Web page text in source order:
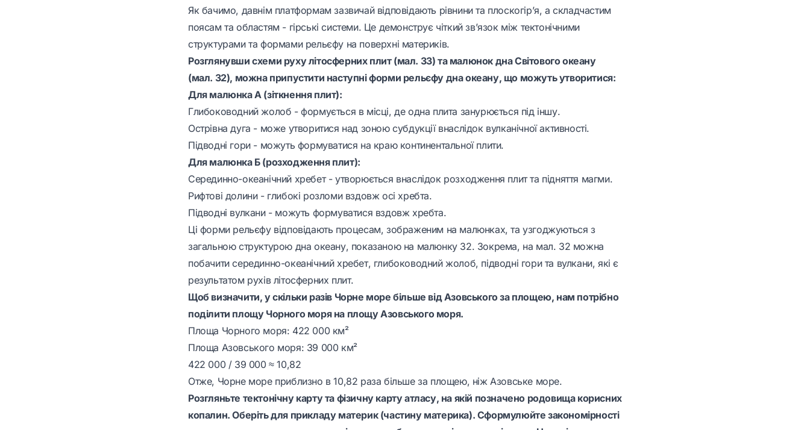
Як бачимо, давнім платформам зазвичай відповідають рівнини та плоскогір’я, а складчастим
поясам та областям - гірські системи. Це демонструє чіткий зв’язок між тектонічними
структурами та формами рельєфу на поверхні материків.
Розглянувши схеми руху літосферних плит (мал. 33) та малюнок дна Світового океану
(мал. 32), можна припустити наступні форми рельєфу дна океану, що можуть утворитися:
Для малюнка А (зіткнення плит):
Глибоководний жолоб - формується в місці, де одна плита занурюється під іншу.
Острівна дуга - може утворитися над зоною субдукції внаслідок вулканічної активності.
Підводні гори - можуть формуватися на краю континентальної плити.
Для малюнка Б (розходження плит):
Серединно-океанічний хребет - утворюється внаслідок розходження плит та підняття магми.
Рифтові долини - глибокі розломи вздовж осі хребта.
Підводні вулкани - можуть формуватися вздовж хребта.
Ці форми рельєфу відповідають процесам, зображеним на малюнках, та узгоджуються з
загальною структурою дна океану, показаною на малюнку 32. Зокрема, на мал. 32 можна
побачити серединно-океанічний хребет, глибоководний жолоб, підводні гори та вулкани, які є
результатом рухів літосферних плит.
Щоб визначити, у скільки разів Чорне море більше від Азовського за площею, нам потрібно
поділити площу Чорного моря на площу Азовського моря.
Площа Чорного моря: 422 000 км²
Площа Азовського моря: 39 000 км²
422 000 / 39 000 ≈ 10,82
Отже, Чорне море приблизно в 10,82 раза більше за площею, ніж Азовське море.
Розгляньте тектонічну карту та фізичну карту атласу, на якій позначено родовища корисних
копалин. Оберіть для прикладу материк (частину материка). Сформулюйте закономірності